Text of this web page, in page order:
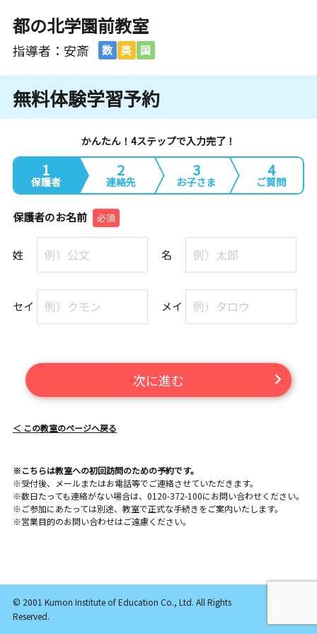
都の北学園前教室
指導者：安斎 数 英 国
無料体験学習予約
かんたん！4ステップで入力完了！
1
保護者
2
連絡先
3
お子さま
4
ご質問
保護者のお名前 必須
姓 名
セイ メイ
次に進む
＜ この教室のページへ戻る
※こちらは教室への初回訪問のための予約です。
※受付後、メールまたはお電話等でご連絡させていただきます。
※数日たっても連絡がない場合は、0120-372-100にお問い合わせください。
※ご参加にあたっては別途、教室で正式な手続きをご案内いたします。
※営業目的のお問い合わせはご遠慮ください。
© 2001 Kumon Institute of Education Co., Ltd. All Rights
Reserved.